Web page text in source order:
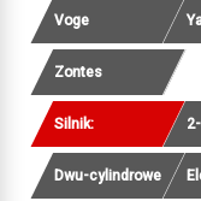
Voge
Zontes
Silnik:
Dwu-cylindrowe